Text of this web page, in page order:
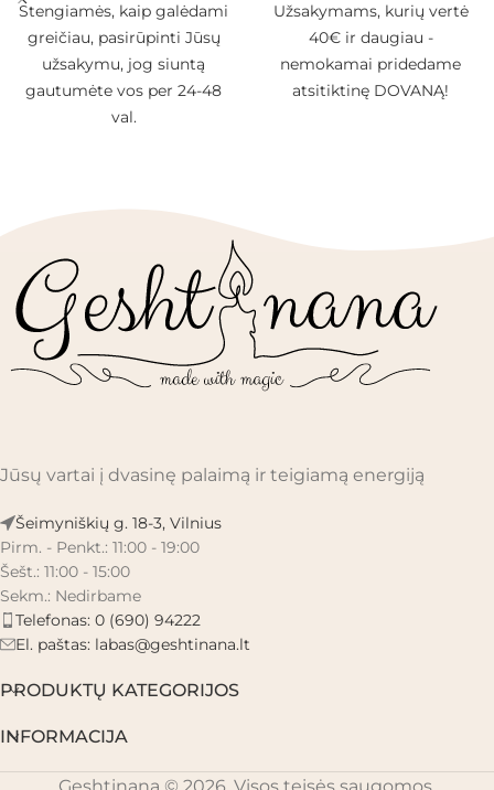
Stengiamės, kaip galėdami
greičiau, pasirūpinti Jūsų
užsakymu, jog siuntą
gautumėte vos per 24-48
val.
Užsakymams, kurių vertė
40€ ir daugiau -
nemokamai pridedame
atsitiktinę DOVANĄ!
Jūsų vartai į dvasinę palaimą ir teigiamą energiją
Šeimyniškių g. 18-3, Vilnius
Pirm. - Penkt.: 11:00 - 19:00
Šešt.: 11:00 - 15:00
Sekm.: Nedirbame
Telefonas: 0 (690) 94222
El. paštas: labas@geshtinana.lt
PRODUKTŲ KATEGORIJOS
INFORMACIJA